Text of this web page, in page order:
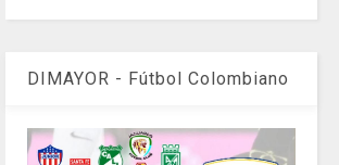
DIMAYOR - Fútbol Colombiano